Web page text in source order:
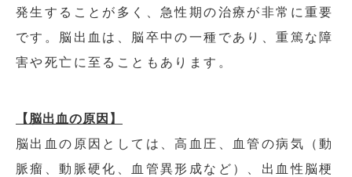
発生することが多く、急性期の治療が非常に重要
です。脳出血は、脳卒中の一種であり、重篤な障
害や死亡に至ることもあります。
【脳出血の原因】
脳出血の原因としては、高血圧、血管の病気（動
脈瘤、動脈硬化、血管異形成など）、出血性脳梗